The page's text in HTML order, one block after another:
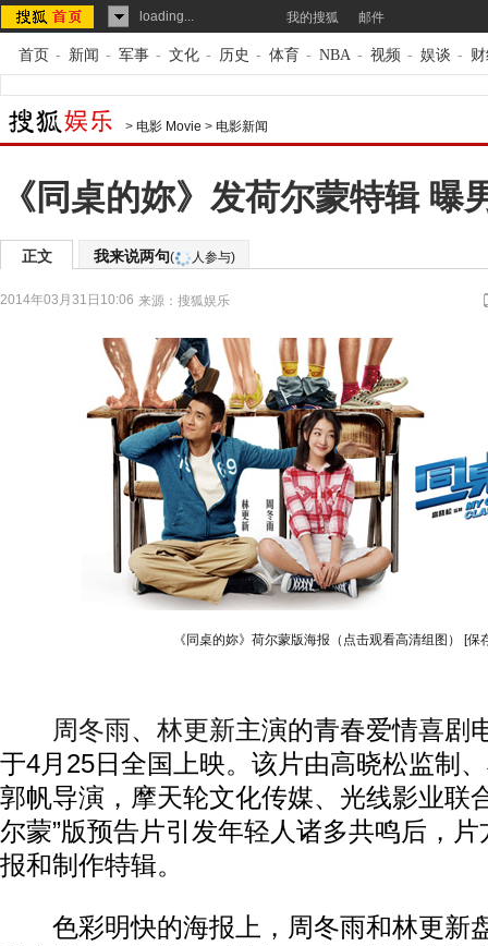
loading... 我的搜狐 邮件
首页 - 新闻 - 军事 - 文化 - 历史 - 体育 - NBA - 视频 - 娱谈 -
> 电影 Movie > 电影新闻
《同桌的妳》发荷尔蒙特辑 曝
正文 我来说两句( 人参与)
2014年03月31日10:06 来源： 搜狐娱乐
《同桌的妳》荷尔蒙版海报（点击观看高清组图） [保
周冬雨、 林更新主演的青春爱情喜剧
于4月25日全国上映。该片由高晓松监制
郭帆导演，摩天轮文化传媒、光线影业联
尔蒙”版预告片引发年轻人诸多共鸣后，片
报和制作特辑。
色彩明快的海报上，周冬雨和林更新